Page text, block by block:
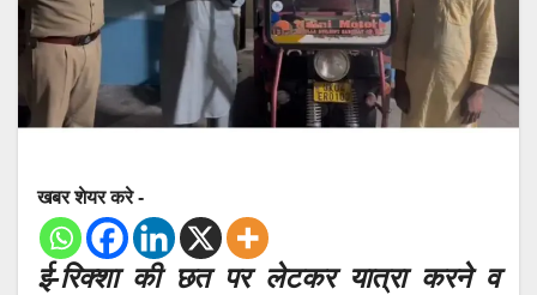
खबर शेयर करे -
ई-रिक्शा की छत पर लेटकर यात्रा करने व